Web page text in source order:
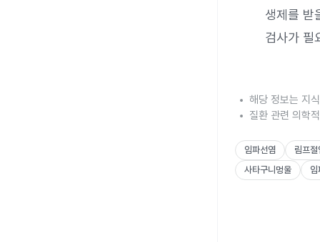
생제를 받
검사가 필
해당 정보는 지
질환 관련 의학
임파선염
림프절
사타구니멍울